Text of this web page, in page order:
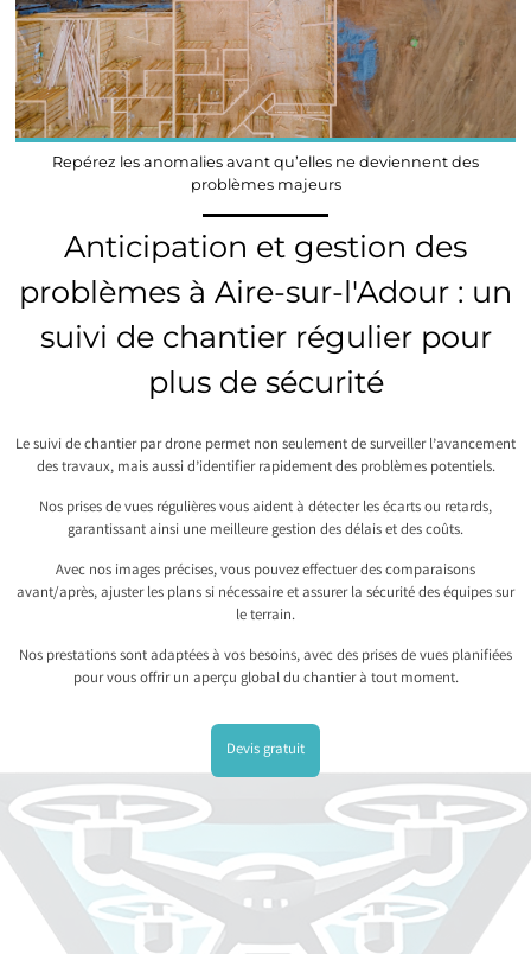
Repérez les anomalies avant qu’elles ne deviennent des
problèmes majeurs
Anticipation et gestion des
problèmes à Aire-sur-l'Adour : un
suivi de chantier régulier pour
plus de sécurité
Le suivi de chantier par drone permet non seulement de surveiller l’avancement
des travaux, mais aussi d’identifier rapidement des problèmes potentiels.
Nos prises de vues régulières vous aident à détecter les écarts ou retards,
garantissant ainsi une meilleure gestion des délais et des coûts.
Avec nos images précises, vous pouvez effectuer des comparaisons
avant/après, ajuster les plans si nécessaire et assurer la sécurité des équipes sur
le terrain.
Nos prestations sont adaptées à vos besoins, avec des prises de vues planifiées
pour vous offrir un aperçu global du chantier à tout moment.
Devis gratuit